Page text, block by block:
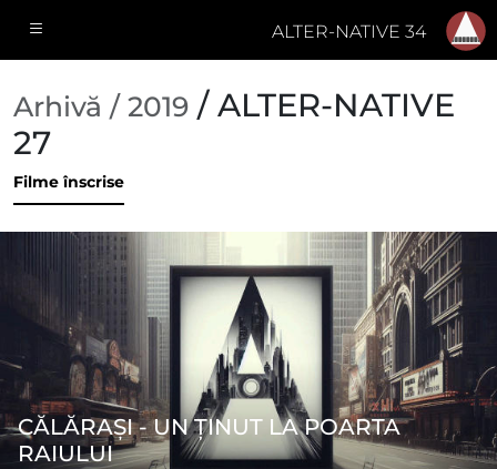
ALTER-NATIVE 34
Arhivă / 2019 / ALTER-NATIVE
27
Filme înscrise
CĂLĂRAȘI - UN ȚINUT LA POARTA
RAIULUI